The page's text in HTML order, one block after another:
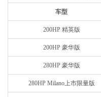
车型
200HP 精英版
200HP 豪华版
280HP 豪华版
280HP Milano上市限量版